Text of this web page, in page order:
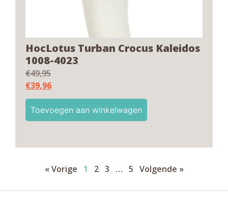
HocLotus Turban Crocus Kaleidos
1008-4023
€49,95
€39,96
Toevoegen aan winkelwagen
« Vorige 1 2 3 … 5 Volgende »